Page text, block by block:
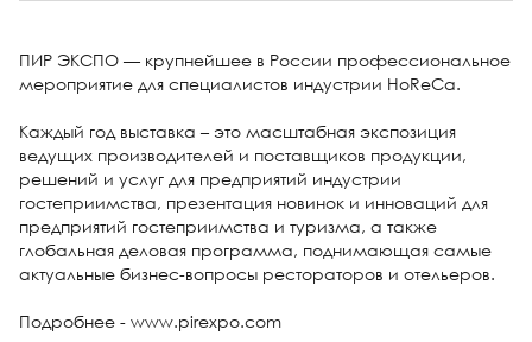
ПИР ЭКСПО — крупнейшее в России профессиональное
мероприятие для специалистов индустрии HoReCa.
Каждый год выставка – это масштабная экспозиция
ведущих производителей и поставщиков продукции,
решений и услуг для предприятий индустрии
гостеприимства, презентация новинок и инноваций для
предприятий гостеприимства и туризма, а также
глобальная деловая программа, поднимающая самые
актуальные бизнес-вопросы рестораторов и отельеров.
Подробнее - www.pirexpo.com